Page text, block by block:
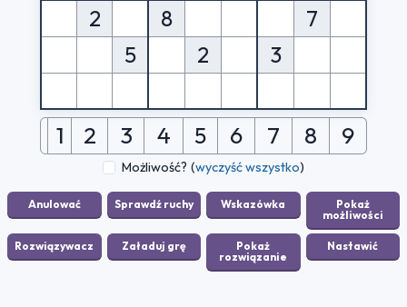
2
8
7
5
2 3
1 2 3 4 5 6 7 8 9
Możliwość? (wyczyść wszystko)